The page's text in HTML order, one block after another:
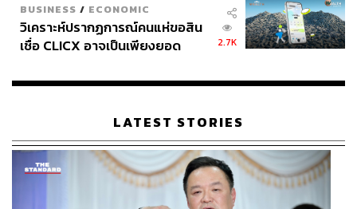
สาวใส่แว่น เลือกสีอายแชโดว์ยากจัง
ปัญหา: แม้สาวแว่นจะอยากลุกขึ้นมาปฏิวัติความสวยด้วย
การแต่งหน้า แต่พอคิดว่าตัวเองใส่แว่น แต่งหน้าไปก็ไม่มีใคร
สังเกตเห็น ทำให้ขาดความมั่นใจในการแต่งหน้า
BUSINESS / ECONOMIC
วิเคราะห์ปรากฏการณ์คนแห่ขอสิน
เชื่อ CLICX อาจเป็นเพียงยอด
เรือนไทยที่ถูกซุกไว้
2.7K
LATEST STORIES